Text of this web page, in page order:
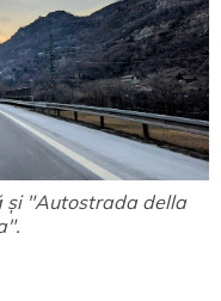
și "Autostrada della